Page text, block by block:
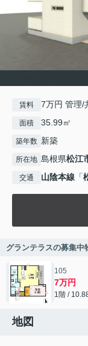
賃料 7万円 管理/
面積 35.99㎡
築年数 新築
所在地 島根県松江
交通 山陰本線 「
グランテラスの募集中
105
7万円
1階 /
地図